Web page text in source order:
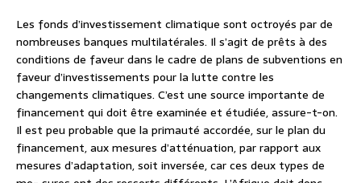
Les fonds d’investissement climatique sont octroyés par de
nombreuses banques multilatérales. Il s’agit de prêts à des
conditions de faveur dans le cadre de plans de subventions en
faveur d’investissements pour la lutte contre les
changements climatiques. C’est une source importante de
financement qui doit être examinée et étudiée, assure-t-on.
Il est peu probable que la primauté accordée, sur le plan du
financement, aux mesures d’atténuation, par rapport aux
mesures d’adaptation, soit inversée, car ces deux types de